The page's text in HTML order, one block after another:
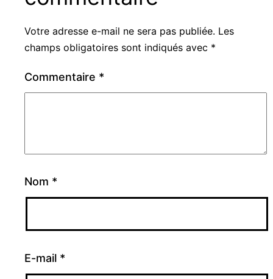
Votre adresse e-mail ne sera pas publiée. Les
champs obligatoires sont indiqués avec *
Commentaire *
Nom *
E-mail *